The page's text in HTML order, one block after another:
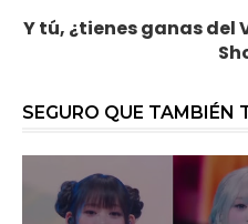
Y tú, ¿tienes ganas del
SEGURO QUE TAMBIÉN